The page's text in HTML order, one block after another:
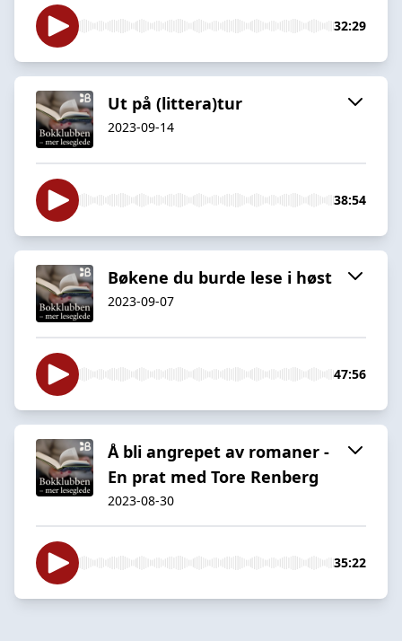
32:29
Ut på (littera)tur
2023-09-14
38:54
Bøkene du burde lese i høst
2023-09-07
47:56
Å bli angrepet av romaner -
En prat med Tore Renberg
2023-08-30
35:22